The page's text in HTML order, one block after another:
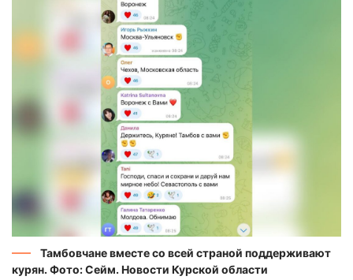
Тамбовчане вместе со всей страной поддерживают
курян. Фото: Сейм. Новости Курской области